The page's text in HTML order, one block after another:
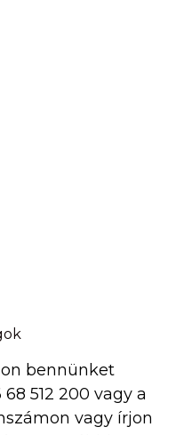
bennünket
512 200 vagy a
vagy írjon